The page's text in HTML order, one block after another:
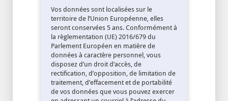
Vos données sont localisées sur le
territoire de l’Union Européenne, elles
seront conservées 5 ans. Conformément à
la règlementation (UE) 2016/679 du
Parlement Européen en matière de
données à caractère personnel, vous
disposez d’un droit d’accès, de
rectification, d’opposition, de limitation de
traitement, d’effacement et de portabilité
de vos données que vous pouvez exercer